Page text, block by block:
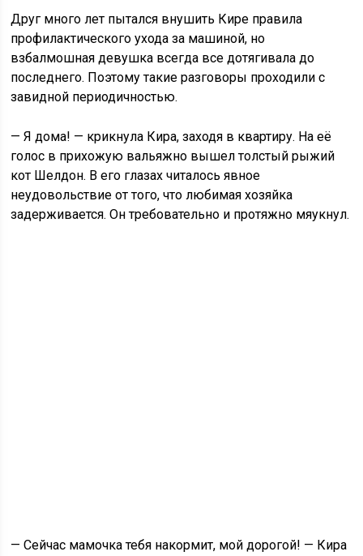
Друг много лет пытался внушить Кире правила
профилактического ухода за машиной, но
взбалмошная девушка всегда все дотягивала до
последнего. Поэтому такие разговоры проходили с
завидной периодичностью.
— Я дома! — крикнула Кира, заходя в квартиру. На её
голос в прихожую вальяжно вышел толстый рыжий
кот Шелдон. В его глазах читалось явное
неудовольствие от того, что любимая хозяйка
задерживается. Он требовательно и протяжно мяукнул.
— Сейчас мамочка тебя накормит, мой дорогой! — Кира